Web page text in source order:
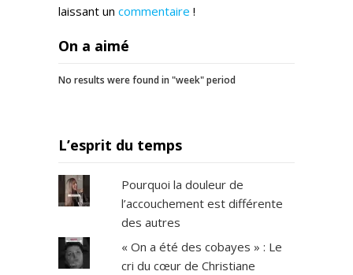
laissant un commentaire !
On a aimé
No results were found in "week" period
L’esprit du temps
Pourquoi la douleur de
l’accouchement est différente
des autres
« On a été des cobayes » : Le
cri du cœur de Christiane